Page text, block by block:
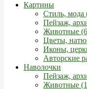
Картины
Стиль, мода
Пейзаж,
Животные
Цветы,
Иконы,
Авторские
Наволочки
Пейзаж,
Животные